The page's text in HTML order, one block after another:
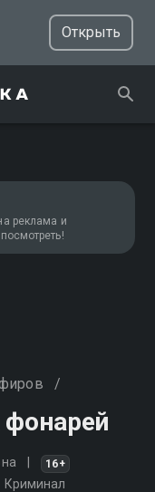
Открыть
реклама и
/
16+
Криминал